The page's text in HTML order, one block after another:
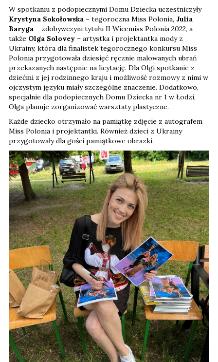
W spotkaniu z podopiecznymi Domu Dziecka uczestniczyły
Krystyna Sokołowska – tegoroczna Miss Polonia, Julia
Baryga – zdobywczyni tytułu II Wicemiss Polonia 2022, a
także Olga Solovey – artystka i projektantka mody z
Ukrainy, która dla finalistek tegorocznego konkursu Miss
Polonia przygotowała dziesięć ręcznie malowanych ubrań
przekazanych następnie na licytację. Dla Olgi spotkanie z
dziećmi z jej rodzinnego kraju i możliwość rozmowy z nimi w
ojczystym języku miały szczególne znaczenie. Dodatkowo,
specjalnie dla podopiecznych Domu Dziecka nr 1 w Łodzi,
Olga planuje zorganizować warsztaty plastyczne.
Każde dziecko otrzymało na pamiątkę zdjęcie z autografem
Miss Polonia i projektantki. Również dzieci z Ukrainy
przygotowały dla gości pamiątkowe obrazki.